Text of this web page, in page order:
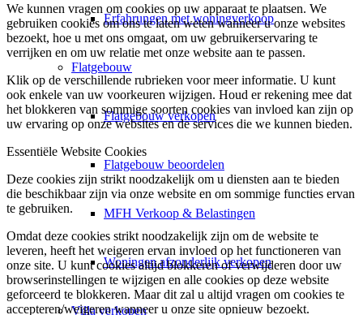
Erfahrungen met woningverkoop
Flatgebouw
Flatgebouw verkopen
Flatgebouw beoordelen
MFH Verkoop & Belastingen
Woningen afzonderlijk verkopen
Villaverkopen
We kunnen vragen om cookies op uw apparaat te plaatsen. We
gebruiken cookies om ons te laten weten wanneer u onze websites
bezoekt, hoe u met ons omgaat, om uw gebruikerservaring te
verrijken en om uw relatie met onze website aan te passen.
Klik op de verschillende rubrieken voor meer informatie. U kunt
ook enkele van uw voorkeuren wijzigen. Houd er rekening mee dat
het blokkeren van sommige soorten cookies van invloed kan zijn op
uw ervaring op onze websites en de services die we kunnen bieden.
Essentiële Website Cookies
Deze cookies zijn strikt noodzakelijk om u diensten aan te bieden
die beschikbaar zijn via onze website en om sommige functies ervan
te gebruiken.
Omdat deze cookies strikt noodzakelijk zijn om de website te
leveren, heeft het weigeren ervan invloed op het functioneren van
onze site. U kunt cookies altijd blokkeren of verwijderen door uw
browserinstellingen te wijzigen en alle cookies op deze website
geforceerd te blokkeren. Maar dit zal u altijd vragen om cookies te
accepteren/weigeren wanneer u onze site opnieuw bezoekt.